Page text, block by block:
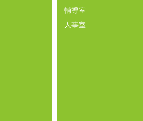
輔導室
人事室